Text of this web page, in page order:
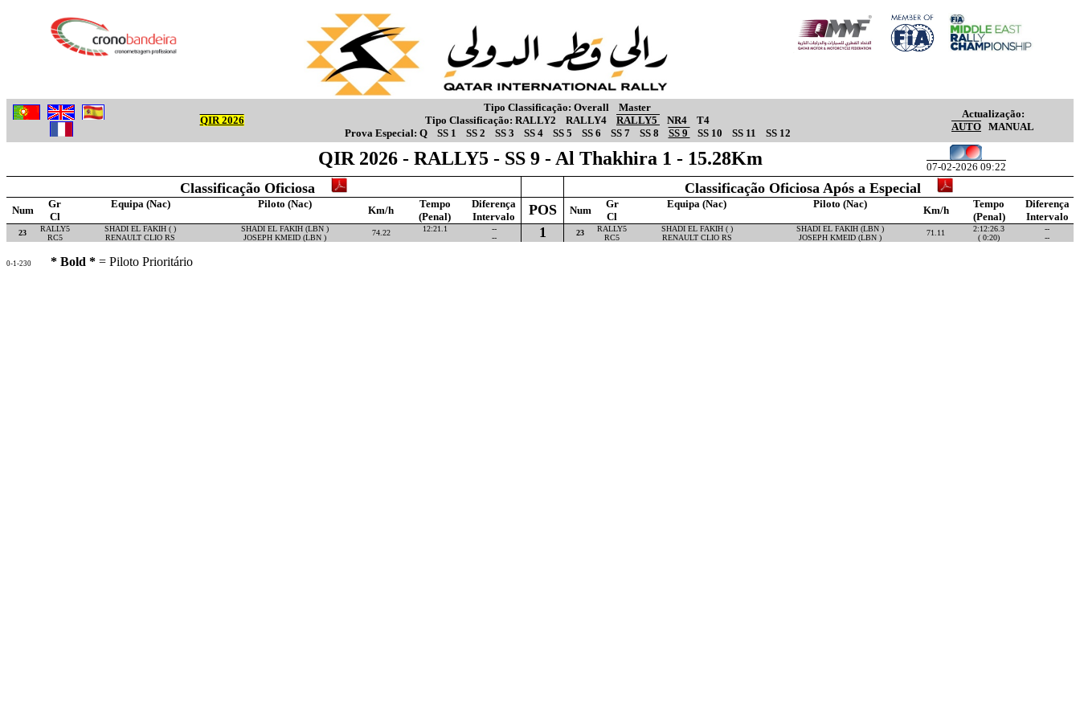
QIR 2026
Tipo Classificação: Overall
Master
Tipo Classificação: RALLY2 RALLY4 RALLY5 NR4
T4
Prova Especial: Q SS 1 SS 2 SS 3 SS 4 SS 5 SS 6 SS 7 SS 8 SS 9 SS 10 SS 11 SS 12
Actualização:
AUTO MANUAL
QIR 2026 - RALLY5 - SS 9 - Al Thakhira 1 - 15.28Km 07-02-2026 09:22
Classificação Oficiosa Classificação Oficiosa Após a Especial
Num
Gr Equipa (Nac) Piloto (Nac)
Km/h
Tempo Diferença POS Num
Gr Equipa (Nac) Piloto (Nac)
Km/h
Tempo
Diferença
Cl
(Penal) Intervalo Cl (Penal) Intervalo
23 RALLY5 SHADI EL FAKIH ( ) SHADI EL FAKIH (LBN ) 74.22 12:21.1 -- 1 23 RALLY5 SHADI EL FAKIH ( ) SHADI EL FAKIH (LBN ) 71.11 2:12:26.3
--
RC5
RENAULT CLIO RS JOSEPH KMEID (LBN ) -- RC5 RENAULT CLIO RS JOSEPH KMEID (LBN ) ( 0:20) --
0-1-230 * Bold * = Piloto Prioritário